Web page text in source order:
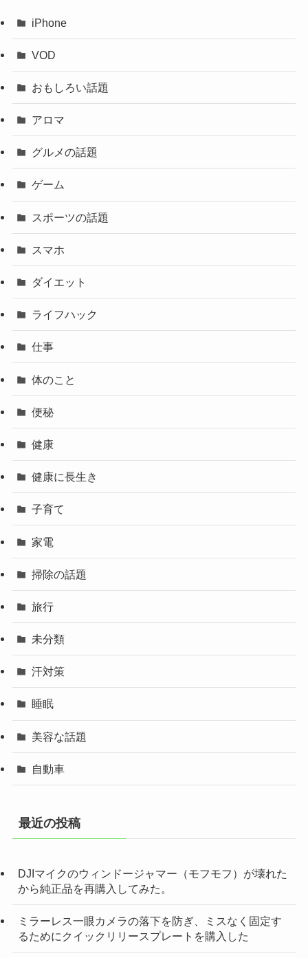
iPhone
VOD
おもしろい話題
アロマ
グルメの話題
ゲーム
スポーツの話題
スマホ
ダイエット
ライフハック
仕事
体のこと
便秘
健康
健康に長生き
子育て
家電
掃除の話題
旅行
未分類
汗対策
睡眠
美容な話題
自動車
最近の投稿
DJIマイクのウィンドージャマー（モフモフ）が壊れた
から純正品を再購入してみた。
ミラーレス一眼カメラの落下を防ぎ、ミスなく固定す
るためにクイックリリースプレートを購入した